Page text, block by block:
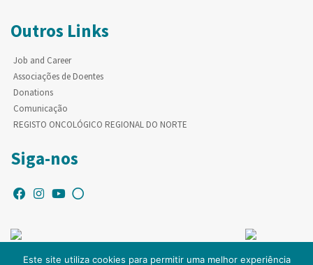
Outros Links
Job and Career
Associações de Doentes
Donations
Comunicação
REGISTO ONCOLÓGICO REGIONAL DO NORTE
Siga-nos
Este site utiliza cookies para permitir uma melhor experiência